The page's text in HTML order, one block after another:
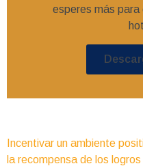
esperes más
Incentivar un ambiente
la recompensa de los